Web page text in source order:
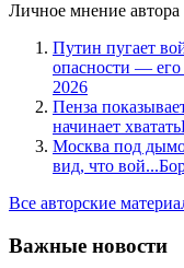
Личное мнение автора
Путин пугает
опасности — его
2026
Пенза
начинает хватать
Москва под
вид, что вой...
Все авторские
Важные новости